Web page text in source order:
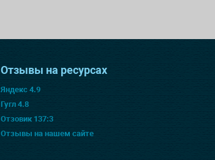
Отзывы на ресурсах
Яндекс 4.9
Гугл 4.8
Отзовик 137:3
Отзывы на нашем сайте